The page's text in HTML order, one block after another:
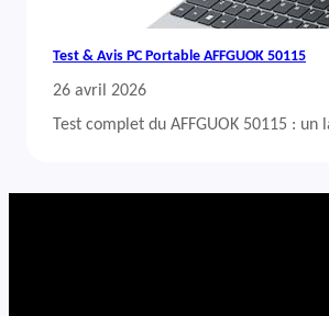
Test & Avis PC Portable AFFGUOK 50115
26 avril 2026
Test complet du AFFGUOK 50115 :